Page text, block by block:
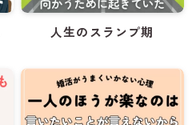
人生のスランプ期